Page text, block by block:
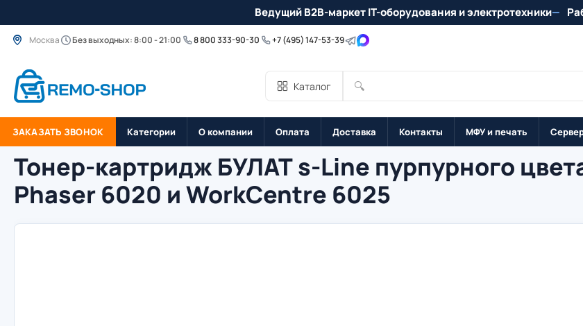
Ведущий B2B-маркет IT-оборудования и электротехники
Москва Без выходных: 8:00 - 21:00 8 800 333-90-30 +7 (495) 147-53-39
Каталог 🔍
ЗАКАЗАТЬ ЗВОНОК Категории О компании Оплата Доставка Контакты МФУ и печать
Тонер-картридж БУЛАТ s-Line пурпурного
Phaser 6020 и WorkCentre 6025